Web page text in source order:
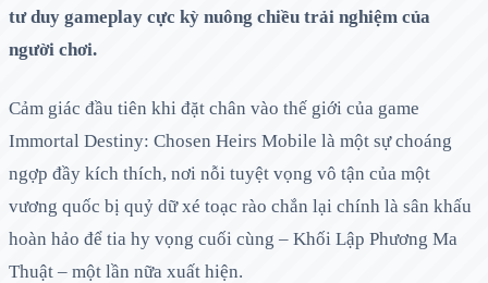
tư duy gameplay cực kỳ nuông chiều trải nghiệm của
người chơi.
Cảm giác đầu tiên khi đặt chân vào thế giới của game
Immortal Destiny: Chosen Heirs Mobile là một sự choáng
ngợp đầy kích thích, nơi nỗi tuyệt vọng vô tận của một
vương quốc bị quỷ dữ xé toạc rào chắn lại chính là sân khấu
hoàn hảo để tia hy vọng cuối cùng – Khối Lập Phương Ma
Thuật – một lần nữa xuất hiện.